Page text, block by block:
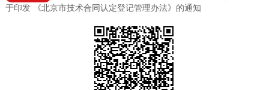
决策公开 专题公开
法人服务
于印发 《北京市技术合同认定登记管理办法》的通知